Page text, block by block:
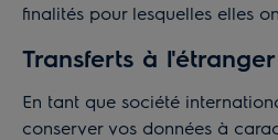
finalités pour lesquelles elles
Transferts à l'étranger
En tant que société
conserver vos données à